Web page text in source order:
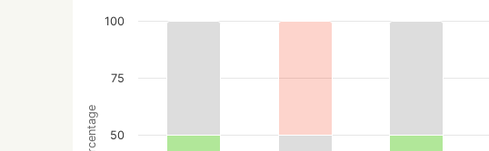
Percentage 50
75
100